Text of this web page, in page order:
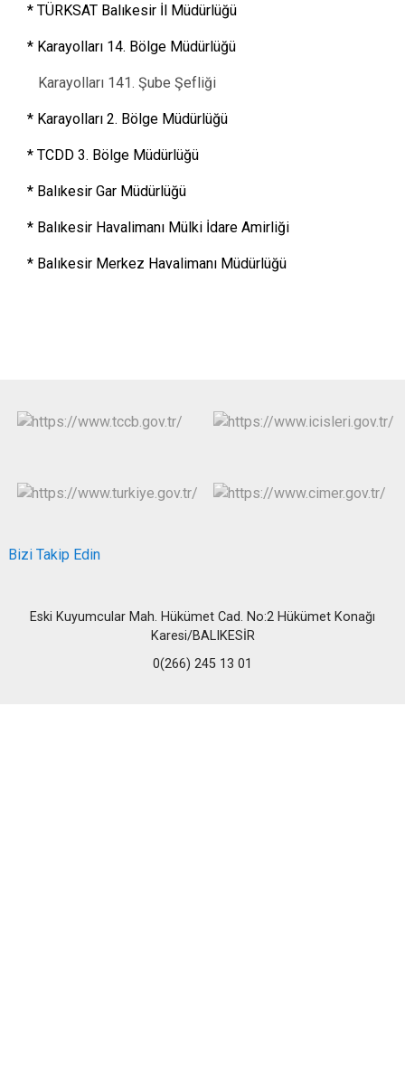
* TÜRKSAT Balıkesir İl Müdürlüğü
* Karayolları 14. Bölge Müdürlüğü
Karayolları 141. Şube Şefliği
* Karayolları 2. Bölge Müdürlüğü
* TCDD 3. Bölge Müdürlüğü
* Balıkesir Gar Müdürlüğü
* Balıkesir Havalimanı Mülki İdare Amirliği
* Balıkesir Merkez Havalimanı Müdürlüğü
Bizi Takip Edin
Eski Kuyumcular Mah. Hükümet Cad. No:2 Hükümet Konağı
Karesi/BALIKESİR
0(266) 245 13 01